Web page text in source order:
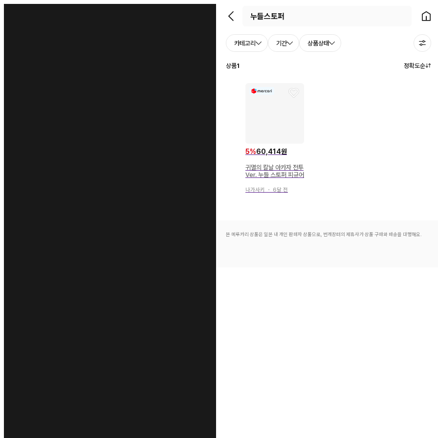
뒤로가기 홈으
카테고리 기간 상품상태
상품1 정확도순
5%60,414원
귀멸의 칼날 아카자 전투
Ver. 누들 스토퍼 피규어
나가사키 ・ 6달 전
본 메루카리 상품은 일본 내 개인 판매자 상품으로, 번개장터의 제휴사가 상품 구매와 배송을 대행해요.